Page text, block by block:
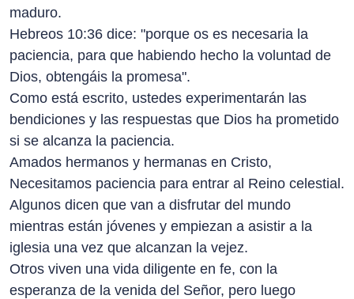
maduro.
Hebreos 10:36 dice: "porque os es necesaria la
paciencia, para que habiendo hecho la voluntad de
Dios, obtengáis la promesa".
Como está escrito, ustedes experimentarán las
bendiciones y las respuestas que Dios ha prometido
si se alcanza la paciencia.
Amados hermanos y hermanas en Cristo,
Necesitamos paciencia para entrar al Reino celestial.
Algunos dicen que van a disfrutar del mundo
mientras están jóvenes y empiezan a asistir a la
iglesia una vez que alcanzan la vejez.
Otros viven una vida diligente en fe, con la
esperanza de la venida del Señor, pero luego